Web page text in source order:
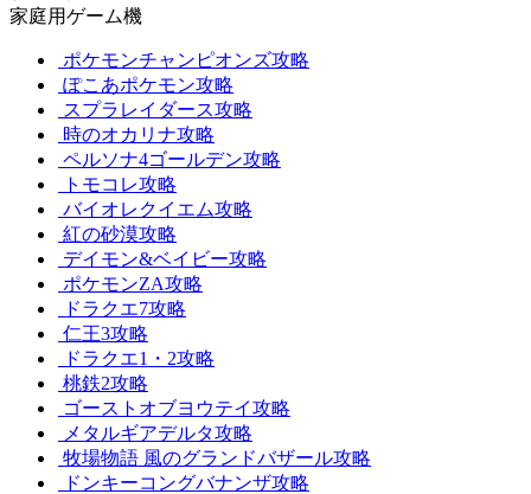
家庭用ゲーム機
ポケモンチャンピオンズ攻略
ぽこあポケモン攻略
スプラレイダース攻略
時のオカリナ攻略
ペルソナ4ゴールデン攻略
トモコレ攻略
バイオレクイエム攻略
紅の砂漠攻略
デイモン&ベイビー攻略
ポケモンZA攻略
ドラクエ7攻略
仁王3攻略
ドラクエ1・2攻略
桃鉄2攻略
ゴーストオブヨウテイ攻略
メタルギアデルタ攻略
牧場物語 風のグランドバザール攻略
ドンキーコングバナンザ攻略